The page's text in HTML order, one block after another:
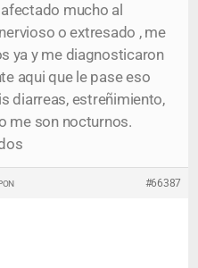
mucho al
o extresado , me
ya y me diagnosticaron
aqui que le pase eso
diarreas, estreñimiento,
me son nocturnos.
#66387